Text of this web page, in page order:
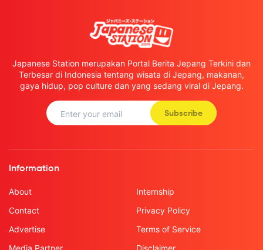
Japanese Station merupakan Portal Berita Jepang Terkini dan
Terbesar di Indonesia tentang wisata di Jepang, makanan,
gaya hidup, pop culture dan yang sedang viral di Jepang.
Subscribe
Information
About
Contact
Advertise
Media Partner
Internship
Privacy Policy
Terms of Service
Disclaimer